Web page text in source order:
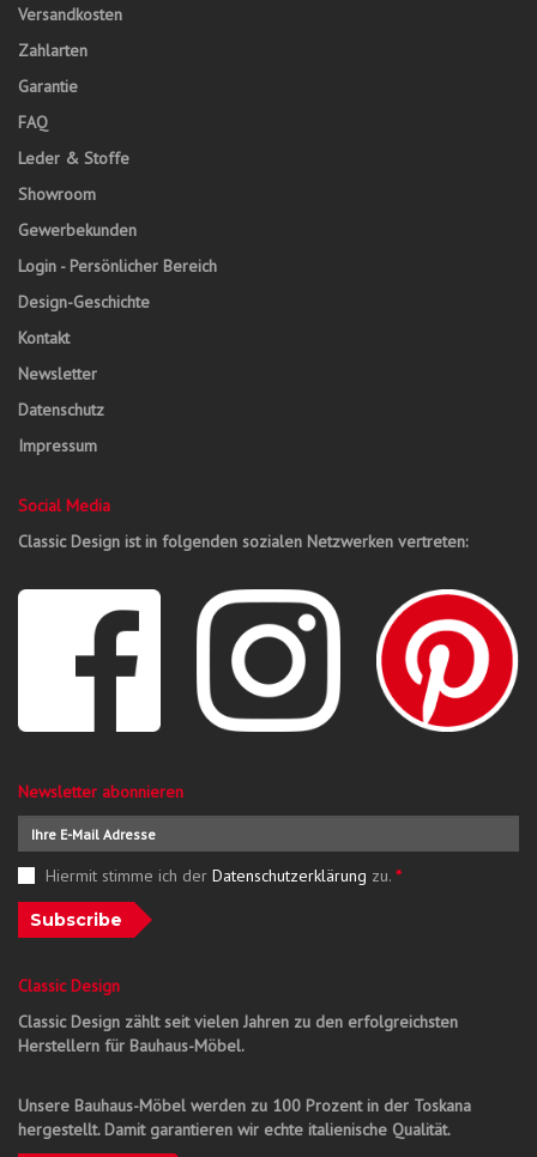
Versandkosten
Zahlarten
Garantie
FAQ
Leder & Stoffe
Showroom
Gewerbekunden
Login - Persönlicher Bereich
Design-Geschichte
Kontakt
Newsletter
Datenschutz
Impressum
Social Media
Classic Design ist in folgenden sozialen Netzwerken vertreten:
Newsletter abonnieren
Hiermit stimme ich der Datenschutzerklärung zu. *
Subscribe
Classic Design
Classic Design zählt seit vielen Jahren zu den erfolgreichsten
Herstellern für Bauhaus-Möbel.
Unsere Bauhaus-Möbel werden zu 100 Prozent in der Toskana
hergestellt. Damit garantieren wir echte italienische Qualität.